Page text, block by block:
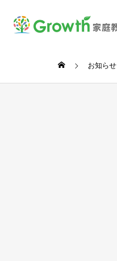
お知らせ